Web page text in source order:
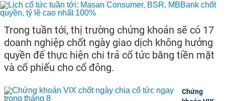
Trong tuần tới, thị trường chứng khoán sẽ có 17
doanh nghiệp chốt ngày giao dịch không hưởng
quyền để thực hiện chi trả cổ tức bằng tiền mặt
và cổ phiếu cho cổ đông.
Chứng